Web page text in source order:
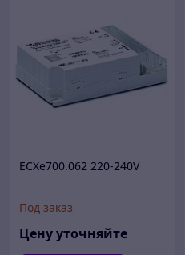
ECXe700.062 220-240V
Под заказ
Цену уточняйте